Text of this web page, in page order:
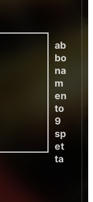
ab
bo
na
m
en
to
9
sp
et
ta